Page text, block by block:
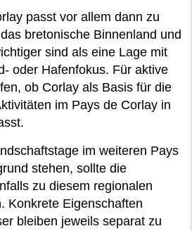
passt vor allem dann zu
bretonische Binnenland und
sind als eine Lage mit
oder Hafenfokus. Für aktive
ob Corlay als Basis für die
im Pays de Corlay in
im weiteren Pays
stehen, sollte die
zu diesem regionalen
Konkrete Eigenschaften
bleiben jeweils separat zu